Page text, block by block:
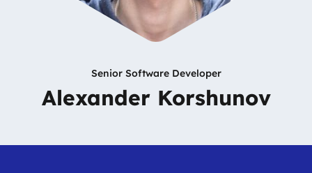
Senior Software Developer
Alexander Korshunov